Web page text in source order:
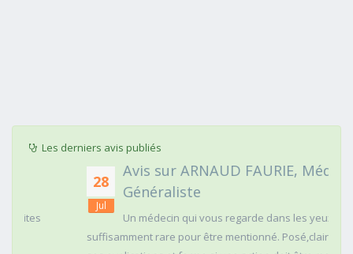
Les derniers avis publiés
Avis sur ARNAUD FAURIE, Médecin
Généraliste
Un médecin qui vous regarde dans les yeux c'est
suffisamment rare pour être mentionné. Posé,clair dans